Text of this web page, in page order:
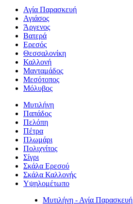
Αγία Παρασκευή
Αγιάσος
Άργενος
Βατερά
Ερεσός
Θεσσαλονίκη
Καλλονή
Μανταμάδος
Μεσότοπος
Μόλυβος
Μυτιλήνη
Παπάδος
Πελόπη
Πέτρα
Πλωμάρι
Πολιχνίτος
Σίγρι
Σκάλα Ερεσού
Σκάλα Καλλονής
Υψηλομέτωπο
Μυτιλήνη - Αγία Παρασκευή